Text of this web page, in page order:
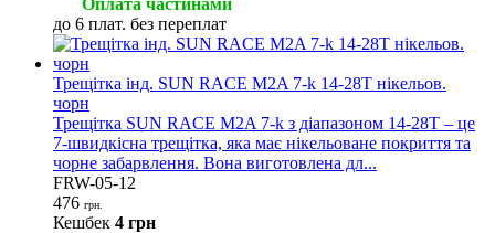
до 6 плат. без переплат
Трещітка інд. SUN RACE M2A 7-k 14-28T нікельов.
чорн
Трещітка SUN RACE M2A 7-k з діапазоном 14-28T – це
7-швидкісна трещітка, яка має нікельоване покриття та
чорне забарвлення. Вона виготовлена дл...
FRW-05-12
476 грн.
Кешбек 4 грн